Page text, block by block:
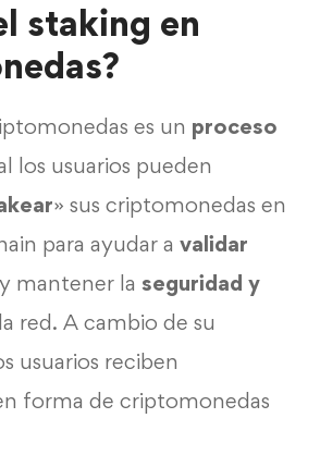
staking en
es un proceso
los usuarios pueden
» sus criptomonedas en
para ayudar a validar
y mantener la seguridad y
red. A cambio de su
usuarios reciben
forma de criptomonedas